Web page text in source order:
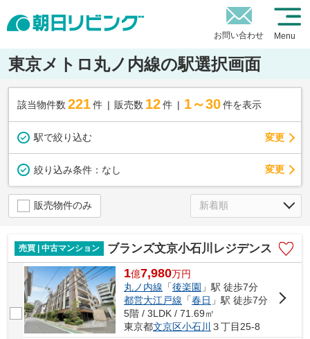
お問い合わせ Menu
東京メトロ丸ノ内線の駅選択画面
該当物件数 221件 販売数 12 件 1～30 件を表示
駅で絞り込む 変更
絞り込み条件： なし 変更
販売物件のみ
売買 | 中古マンション ブランズ文京小石川レジデンス
1億7,980万円
丸ノ内線 「後楽園 」駅 徒歩7分
都営大江戸線 「春日 」駅 徒歩7分
5階 / 3LDK / 71.69㎡
東京都文京区小石川 ３丁目25-8